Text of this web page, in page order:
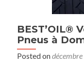
BEST’OIL®
Pneus à
Posted on